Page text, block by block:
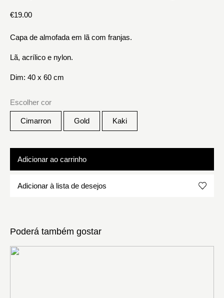
€19.00
Capa de almofada em lã com franjas.
Lã, acrílico e nylon.
Dim: 40 x 60 cm
Escolher cor
Cimarron Gold Kaki
Adicionar ao carrinho
Adicionar à lista de desejos
Poderá também gostar